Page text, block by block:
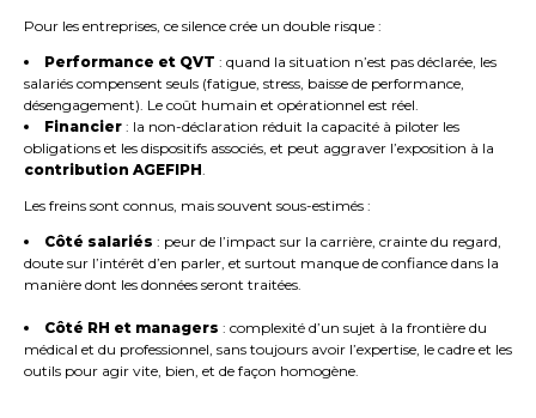
Pour les entreprises, ce silence crée un double risque :
Performance et QVT : quand la situation n’est pas déclarée, les
salariés compensent seuls (fatigue, stress, baisse de performance,
désengagement). Le coût humain et opérationnel est réel.
Financier : la non-déclaration réduit la capacité à piloter les
obligations et les dispositifs associés, et peut aggraver l’exposition à la
contribution AGEFIPH.
Les freins sont connus, mais souvent sous-estimés :
Côté salariés : peur de l’impact sur la carrière, crainte du regard,
doute sur l’intérêt d’en parler, et surtout manque de confiance dans la
manière dont les données seront traitées.
Côté RH et managers : complexité d’un sujet à la frontière du
médical et du professionnel, sans toujours avoir l’expertise, le cadre et les
outils pour agir vite, bien, et de façon homogène.